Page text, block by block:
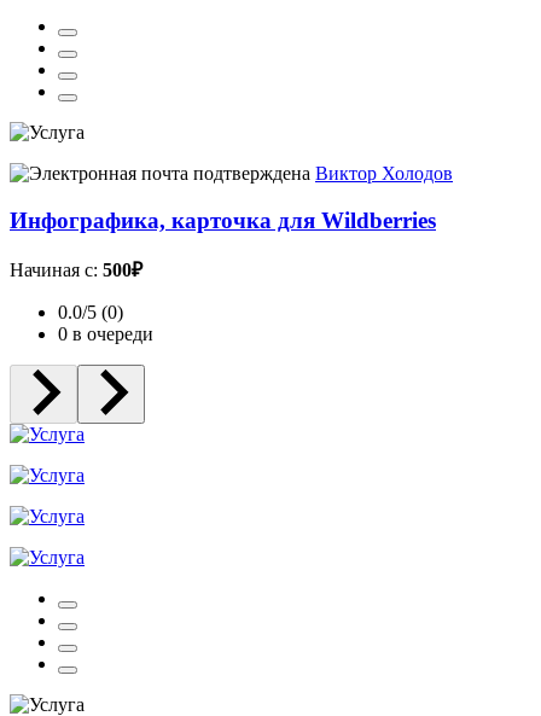
Виктор Холодов
Инфографика, карточка для Wildberries
Начиная с: 500₽
0.0/5 (0)
0 в очереди